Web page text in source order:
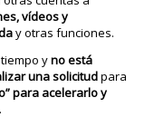
vídeos y
y otras funciones.
tiempo yno está
una solicitudpara
para acelerarlo y